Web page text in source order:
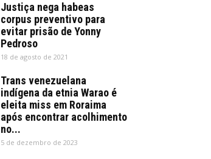
Justiça nega habeas
corpus preventivo para
evitar prisão de Yonny
Pedroso
18 de agosto de 2021
Trans venezuelana
indígena da etnia Warao é
eleita miss em Roraima
após encontrar acolhimento
no...
5 de dezembro de 2023